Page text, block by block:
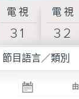
電視
31
電視
32
節目語言／類別
由